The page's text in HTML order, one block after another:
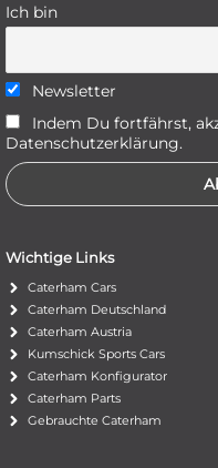
Ich bin
Newsletter
Indem Du fortfährst,
Datenschutzerklärung.
Wichtige Links
Caterham Cars
Caterham Deutschland
Caterham Austria
Kumschick Sports Cars
Caterham Konfigurator
Caterham Parts
Gebrauchte Caterham